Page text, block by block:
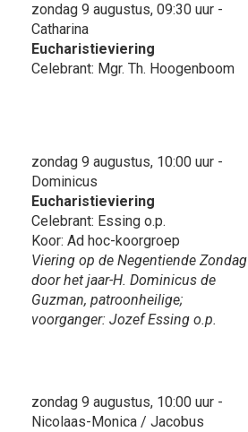
zondag 9 augustus, 09:30 uur -
Catharina
Eucharistieviering
Celebrant: Mgr. Th. Hoogenboom
zondag 9 augustus, 10:00 uur -
Dominicus
Eucharistieviering
Celebrant: Essing o.p.
Koor: Ad hoc-koorgroep
Viering op de Negentiende Zondag
door het jaar-H. Dominicus de
Guzman, patroonheilige;
voorganger: Jozef Essing o.p.
zondag 9 augustus, 10:00 uur -
Nicolaas-Monica / Jacobus